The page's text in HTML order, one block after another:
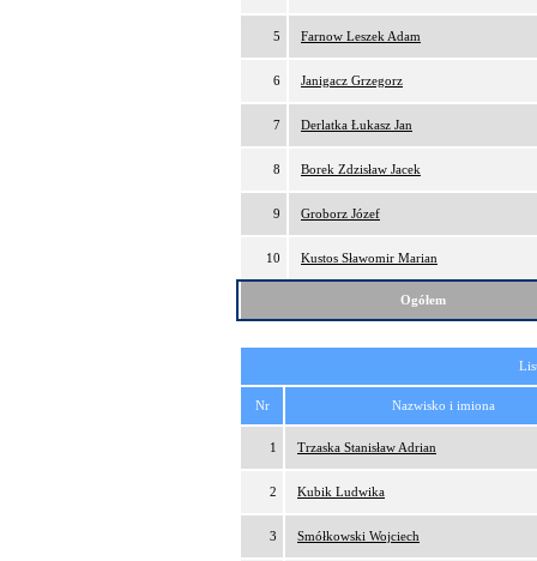
5 Farnow Leszek Adam
6 Janigacz Grzegorz
7 Derlatka Łukasz Jan
8 Borek Zdzisław Jacek
9 Groborz Józef
10 Kustos Sławomir Marian
Ogółem
Nr Nazwisko i imiona
1 Trzaska Stanisław Adrian
2 Kubik Ludwika
3 Smółkowski Wojciech